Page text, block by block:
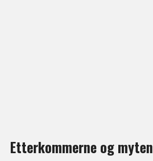
Etterkommerne og myten